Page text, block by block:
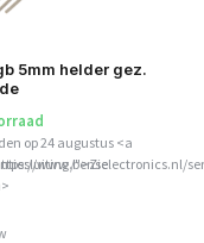
">Zie
5mm helder gez.
op 24 augustus <a
www.benselectronics.nl/